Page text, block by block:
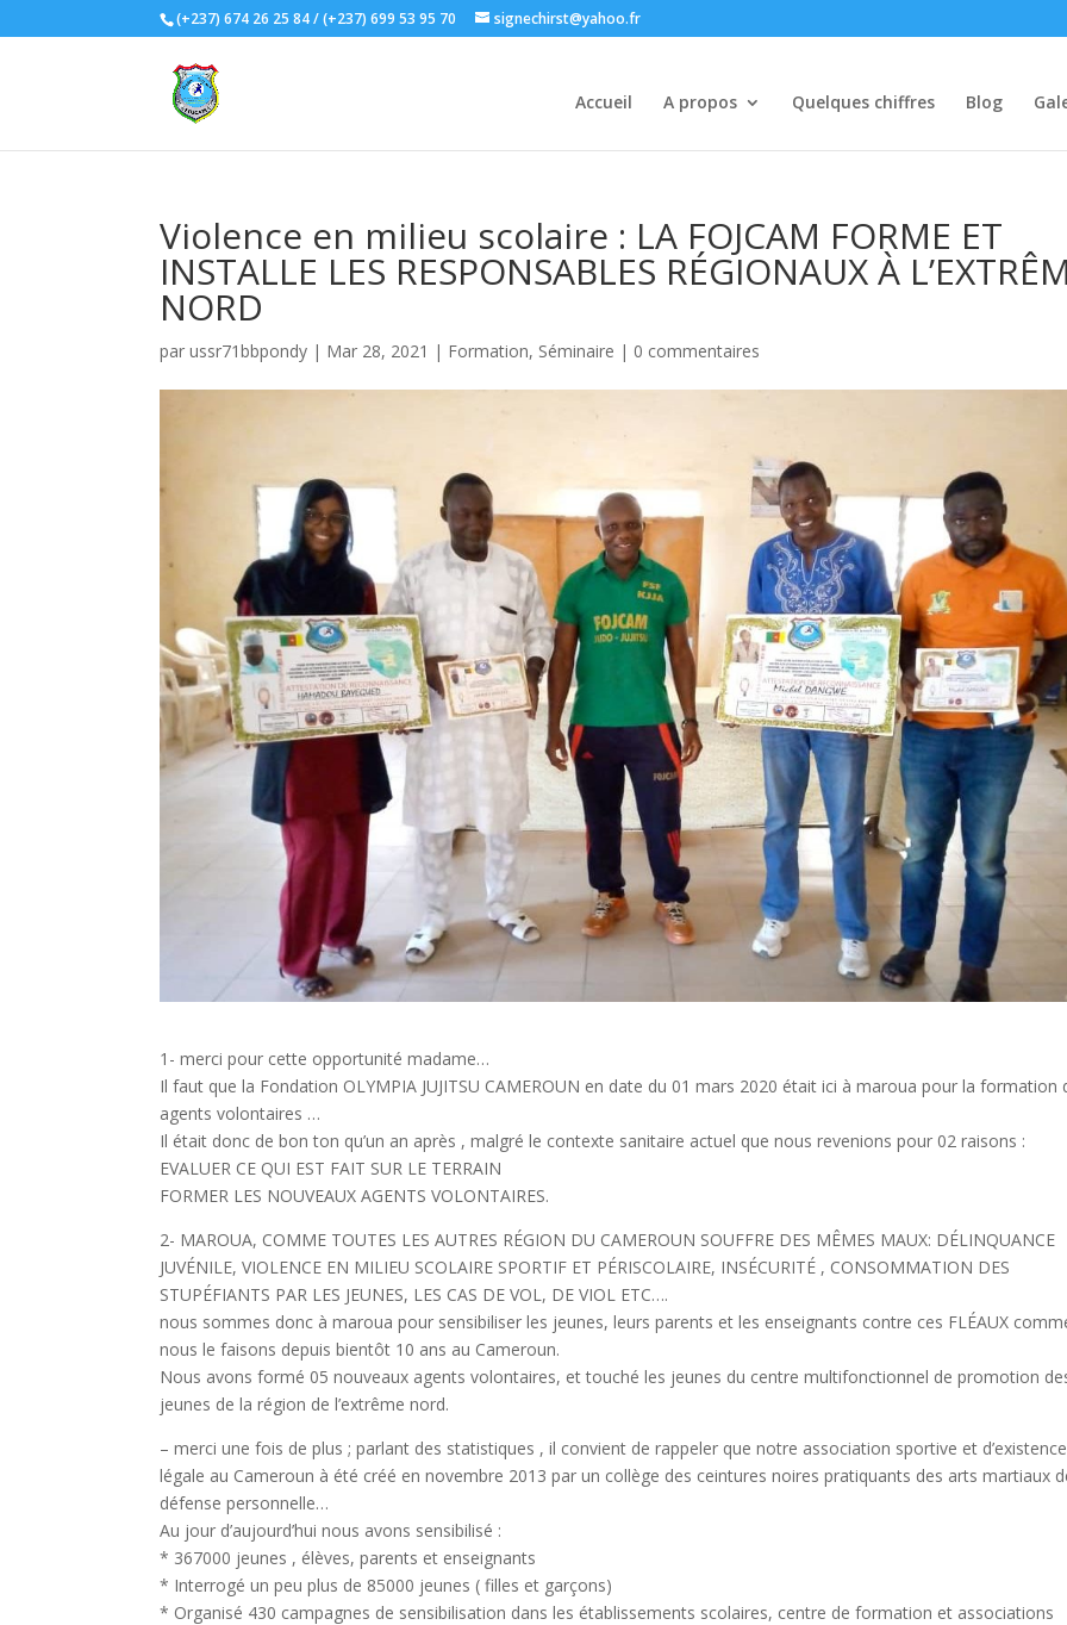
(+237) 674 26 25 84 / (+237) 699 53 95 70 signechirst@yahoo.fr
Accueil A propos Quelques chiffres Blog
Violence en milieu scolaire : LA FOJCAM FORME ET
INSTALLE LES RESPONSABLES RÉGIONAUX À
NORD
parussr71bbpondy | Mar 28, 2021 | Formation, Séminaire | 0 commentaires
1- merci pour cette opportunité madame…
Il faut que la Fondation OLYMPIA JUJITSU CAMEROUN en date du 01 mars 2020 était ici à maroua pour la formation
agents volontaires …
Il était donc de bon ton qu’un an après , malgré le contexte sanitaire actuel que nous revenions pour 02 raisons :
EVALUER CE QUI EST FAIT SUR LE TERRAIN
FORMER LES NOUVEAUX AGENTS VOLONTAIRES.
2- MAROUA, COMME TOUTES LES AUTRES RÉGION DU CAMEROUN SOUFFRE DES MÊMES MAUX: DÉLINQUANCE
JUVÉNILE, VIOLENCE EN MILIEU SCOLAIRE SPORTIF ET PÉRISCOLAIRE, INSÉCURITÉ , CONSOMMATION DES
STUPÉFIANTS PAR LES JEUNES, LES CAS DE VOL, DE VIOL ETC….
nous sommes donc à maroua pour sensibiliser les jeunes, leurs parents et les enseignants contre ces FLÉAUX
nous le faisons depuis bientôt 10 ans au Cameroun.
Nous avons formé 05 nouveaux agents volontaires, et touché les jeunes du centre multifonctionnel de promotion
jeunes de la région de l’extrême nord.
– merci une fois de plus ; parlant des statistiques , il convient de rappeler que notre association sportive et d’existence
légale au Cameroun à été créé en novembre 2013 par un collège des ceintures noires pratiquants des arts martiaux
défense personnelle…
Au jour d’aujourd’hui nous avons sensibilisé :
* 367000 jeunes , élèves, parents et enseignants
* Interrogé un peu plus de 85000 jeunes ( filles et garçons)
* Organisé 430 campagnes de sensibilisation dans les établissements scolaires, centre de formation et associations